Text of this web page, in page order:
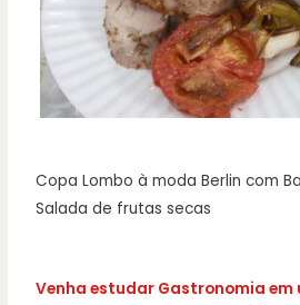
Copa Lombo à moda Berlin com
Salada de frutas secas
Venha estudar Gastronomia em